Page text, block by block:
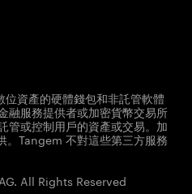
資產的硬體錢包和非託管軟體
融服務提供者或加密貨幣交易所
管或控制用戶的資產或交易。加
。Tangem 不對這些第三方服務